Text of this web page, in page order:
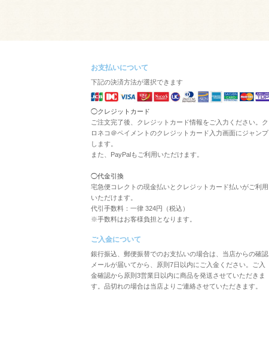
お支払いについて
下記の決済方法が選択できます
◯クレジットカード
ご注文完了後、クレジットカード情報をご入力ください。ク
ロネコ＠ペイメントのクレジットカード入力画面にジャンプ
します。
また、PayPalもご利用いただけます。
◯代金引換
宅急便コレクトの現金払いとクレジットカード払いがご利用
いただけます。
代引手数料：一律 324円（税込）
※手数料はお客様負担となります。
ご入金について
銀行振込、郵便振替でのお支払いの場合は、当店からの確認
メールが届いてから、原則7日以内にご入金ください。ご入
金確認から原則3営業日以内に商品を発送させていただきま
す。品切れの場合は当店よりご連絡させていただきます。